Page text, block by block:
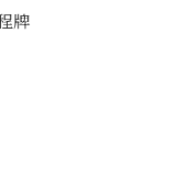
牌